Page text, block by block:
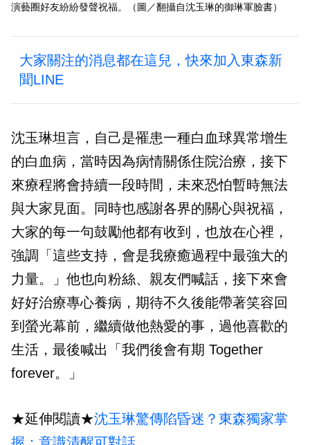
演藝圈好友紛紛發聲祝福。（圖／翻攝自沈玉琳的御琳軍臉書）
大家關注的消息都在這兒，快來加入東森新
聞LINE
沈玉琳坦言，自己是罹患一種白血球異常增生
的白血病，當時因為病情關係住院治療，接下
來療程將會持續一段時間，未來恐怕暫時無法
與大家見面。同時也感謝各界的關心與祝福，
大家的每一句鼓勵他都有收到，也放在心裡，
強調「這些支持，會是我療癒過程中最強大的
力量。」他也向粉絲、親友們喊話，接下來會
好好治療專心養病，期待不久後能帶著笑容回
到螢光幕前，繼續做他熱愛的事，過他喜歡的
生活，最後喊出「我們後會有期 Together
forever。」
★延伸閱讀★沈玉琳驚傳陷昏迷？東森獨家掌